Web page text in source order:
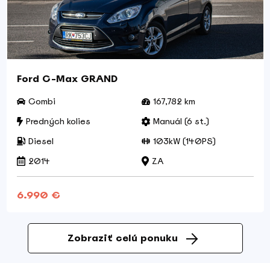
Ford C-Max GRAND
Combi
167,782 km
Predných kolies
Manuál (6 st.)
Diesel
103kW (140PS)
2014
ZA
6.990 €
Zobraziť celú ponuku